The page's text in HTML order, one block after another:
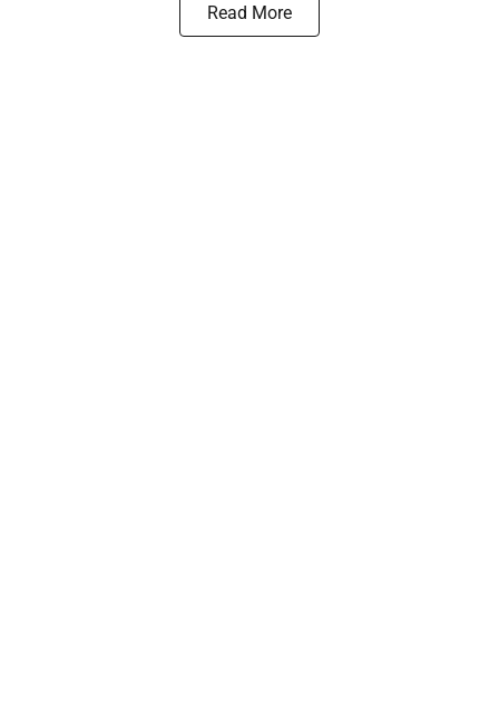
Read More